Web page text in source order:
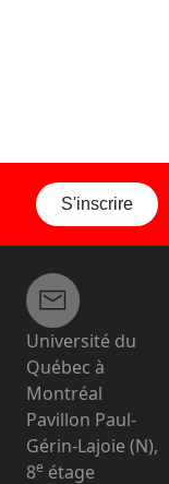
S'inscrire
Université du
Québec à
Montréal
Pavillon Paul-
Gérin-Lajoie (N),
8e étage